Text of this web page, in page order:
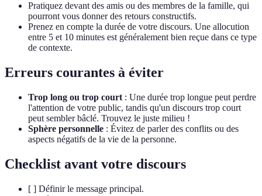
Pratiquez devant des amis ou des membres de la famille, qui
pourront vous donner des retours constructifs.
Prenez en compte la durée de votre discours. Une allocution
entre 5 et 10 minutes est généralement bien reçue dans ce type
de contexte.
Erreurs courantes à éviter
Trop long ou trop court : Une durée trop longue peut perdre
l'attention de votre public, tandis qu'un discours trop court
peut sembler bâclé. Trouvez le juste milieu !
Sphère personnelle : Évitez de parler des conflits ou des
aspects négatifs de la vie de la personne.
Checklist avant votre discours
[ ] Définir le message principal.